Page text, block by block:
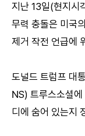
지난 13일(현지시
무력 충돌은 미국
제거 작전 언급에
도널드 트럼프 대
NS) 트루스소셜
디에 숨어 있는지